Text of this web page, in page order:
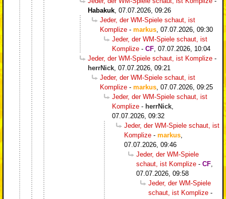
Habakuk, 07.07.2026, 09:26
Jeder, der WM-Spiele schaut, ist
Komplize - markus, 07.07.2026, 09:30
Jeder, der WM-Spiele schaut, ist
Komplize - CF, 07.07.2026, 10:04
Jeder, der WM-Spiele schaut, ist Komplize -
herrNick, 07.07.2026, 09:21
Jeder, der WM-Spiele schaut, ist
Komplize - markus, 07.07.2026, 09:25
Jeder, der WM-Spiele schaut, ist
Komplize - herrNick,
07.07.2026, 09:32
Jeder, der WM-Spiele schaut, ist
Komplize - markus,
07.07.2026, 09:46
Jeder, der WM-Spiele
schaut, ist Komplize - CF,
07.07.2026, 09:58
Jeder, der WM-Spiele
schaut, ist Komplize -